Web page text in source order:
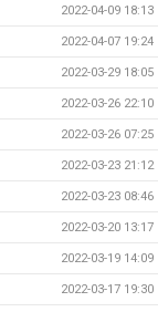
2022-04-09 18:13
2022-04-07 19:24
2022-03-29 18:05
2022-03-26 22:10
2022-03-26 07:25
2022-03-23 21:12
2022-03-23 08:46
2022-03-20 13:17
2022-03-19 14:09
2022-03-17 19:30